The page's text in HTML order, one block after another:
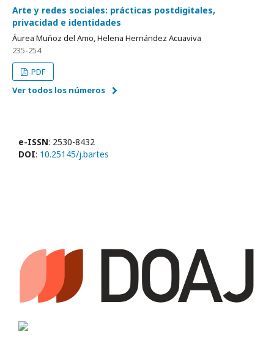
Arte y redes sociales: prácticas postdigitales,
privacidad e identidades
Áurea Muñoz del Amo, Helena Hernández Acuaviva
235-254
PDF
Ver todos los números
e-ISSN: 2530-8432
DOI: 10.25145/j.bartes